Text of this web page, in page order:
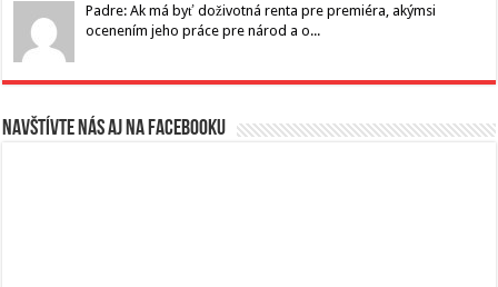
Padre: Ak má byť doživotná renta pre premiéra, akýmsi
ocenením jeho práce pre národ a o...
Navštívte nás aj na Facebooku